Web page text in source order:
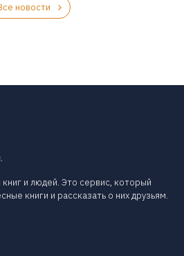
новости
и людей. Это сервис, который
книги и рассказать о них друзьям.